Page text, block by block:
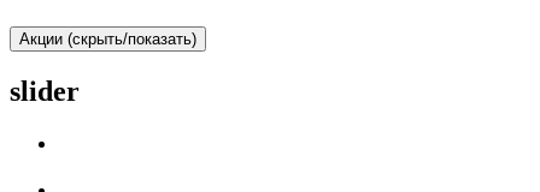
Акции (скрыть/показать)
slider